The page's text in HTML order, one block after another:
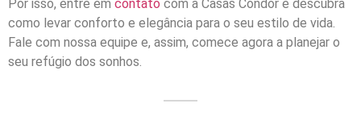
Por isso, entre em contato com a Casas Condor e descubra
como levar conforto e elegância para o seu estilo de vida.
Fale com nossa equipe e, assim, comece agora a planejar o
seu refúgio dos sonhos.